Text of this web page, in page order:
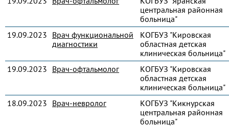
центральная районная
больница"
19.09.2023 Врач функциональной
диагностики
КОГБУЗ "Кировская
областная детская
клиническая больница"
19.09.2023 Врач-офтальмолог
КОГБУЗ "Кировская
областная детская
клиническая больница"
18.09.2023 Врач-невролог
КОГБУЗ "Кикнурская
центральная районная
больница"